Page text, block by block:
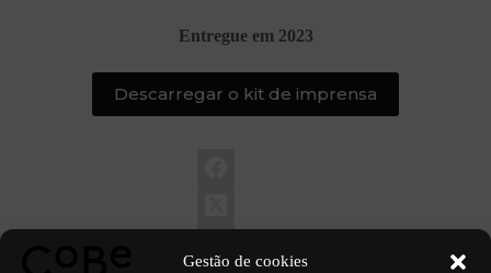
Gestão de cookies
Entregue em 2023
Descarregar o kit de imprensa